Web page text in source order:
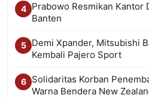
4
Prabowo Resmikan Kantor
Banten
5
Demi Xpander, Mitsubishi
Kembali Pajero Sport
6
Solidaritas Korban
Warna Bendera New